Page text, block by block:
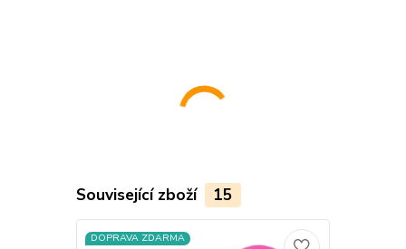
Související zboží 15
DOPRAVA ZDARMA